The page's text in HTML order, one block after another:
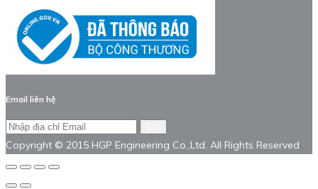
Email liên hệ
Copyright © 2015 HGP Engineering Co.,Ltd. All Rights Reserved